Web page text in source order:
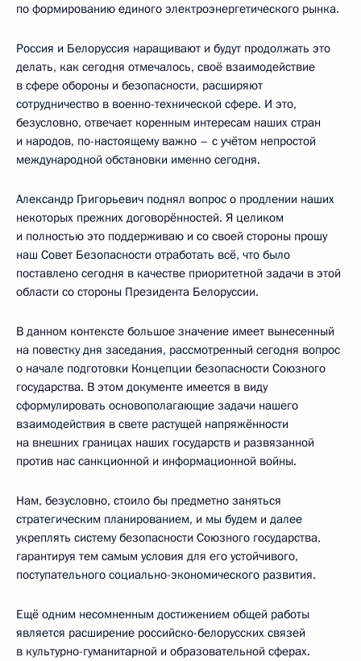
по формированию единого электроэнергетического рынка.
Россия и Белоруссия наращивают и будут продолжать это
делать, как сегодня отмечалось, своё взаимодействие
в сфере обороны и безопасности, расширяют
сотрудничество в военно-технической сфере. И это,
безусловно, отвечает коренным интересам наших стран
и народов, по-настоящему важно – с учётом непростой
международной обстановки именно сегодня.
Александр Григорьевич поднял вопрос о продлении наших
некоторых прежних договорённостей. Я целиком
и полностью это поддерживаю и со своей стороны прошу
наш Совет Безопасности отработать всё, что было
поставлено сегодня в качестве приоритетной задачи в этой
области со стороны Президента Белоруссии.
В данном контексте большое значение имеет вынесенный
на повестку дня заседания, рассмотренный сегодня вопрос
о начале подготовки Концепции безопасности Союзного
государства. В этом документе имеется в виду
сформулировать основополагающие задачи нашего
взаимодействия в свете растущей напряжённости
на внешних границах наших государств и развязанной
против нас санкционной и информационной войны.
Нам, безусловно, стоило бы предметно заняться
стратегическим планированием, и мы будем и далее
укреплять систему безопасности Союзного государства,
гарантируя тем самым условия для его устойчивого,
поступательного социально-экономического развития.
Ещё одним несомненным достижением общей работы
является расширение российско-белорусских связей
в культурно-гуманитарной и образовательной сферах.